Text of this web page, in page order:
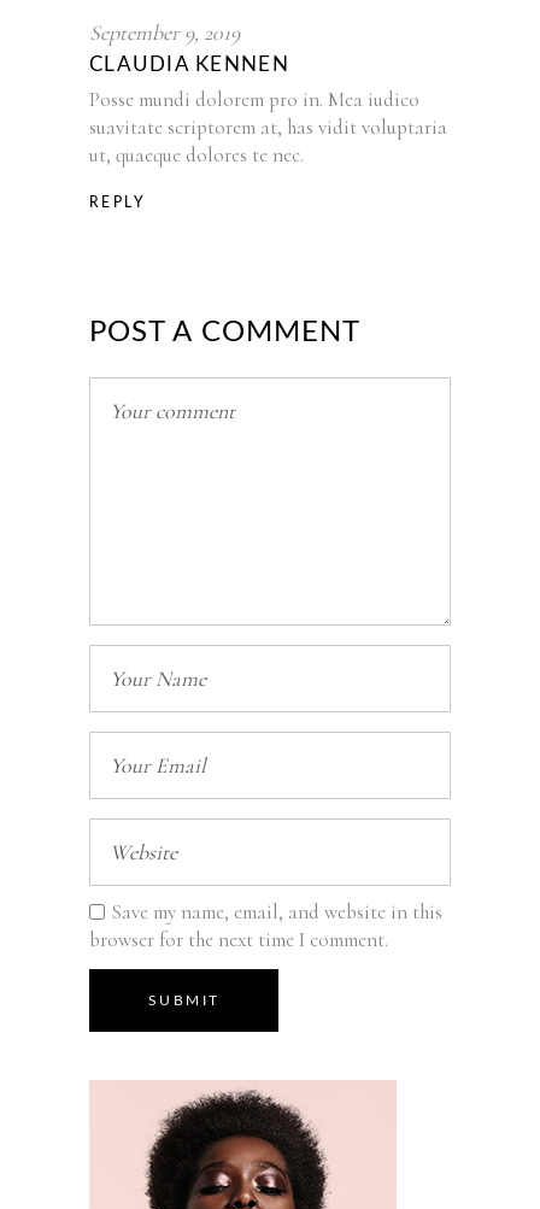
September 9, 2019
CLAUDIA KENNEN
Posse mundi dolorem pro in. Mea iudico
suavitate scriptorem at, has vidit voluptaria
ut, quaeque dolores te nec.
REPLY
POST A COMMENT
Save my name, email, and website in this
browser for the next time I comment.
SUBMIT